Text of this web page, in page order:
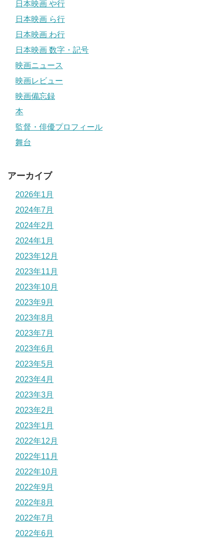
日本映画 や行
日本映画 ら行
日本映画 わ行
日本映画 数字・記号
映画ニュース
映画レビュー
映画備忘録
本
監督・俳優プロフィール
舞台
アーカイブ
2026年1月
2024年7月
2024年2月
2024年1月
2023年12月
2023年11月
2023年10月
2023年9月
2023年8月
2023年7月
2023年6月
2023年5月
2023年4月
2023年3月
2023年2月
2023年1月
2022年12月
2022年11月
2022年10月
2022年9月
2022年8月
2022年7月
2022年6月